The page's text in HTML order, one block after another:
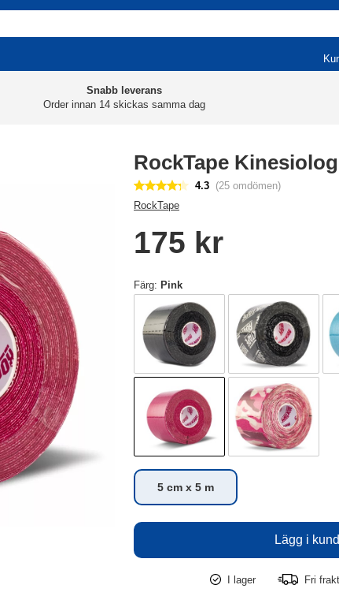
Snabb leverans
Order innan 14 skickas samma dag
RockTape
4.3 (25 omdömen)
RockTape
175 kr
Färg: Pink
5 cm x 5 m
I lager Fri